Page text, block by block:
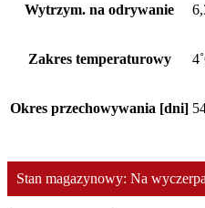
Wytrzym. na odrywanie
Zakres temperaturowy
Okres przechowywania [dni]
Stan magazynowy: Na